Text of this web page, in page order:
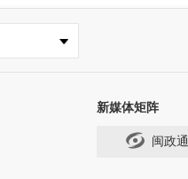
新媒体矩阵
闽政通